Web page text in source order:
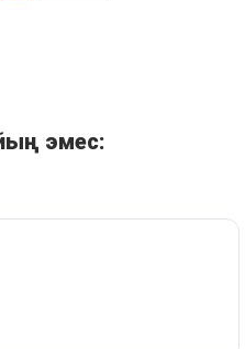
эмес: